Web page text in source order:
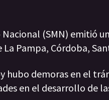
(SMN) emitió
Pampa, Córdoba,
hubo demoras en el
en el desarrollo de